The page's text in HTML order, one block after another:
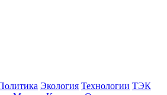
Экология Технологии ТЭК